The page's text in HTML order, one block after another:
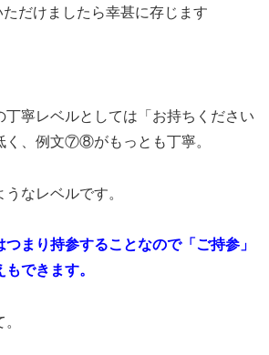
だけましたら幸甚に存じます
丁寧レベルとしては「お持ちください
く、例文⑦⑧がもっとも丁寧。
なレベルです。
つまり持参することなので「ご持参」
できます。